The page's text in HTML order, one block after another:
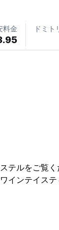
料金 ドミト
ルをご覧
ンテイス